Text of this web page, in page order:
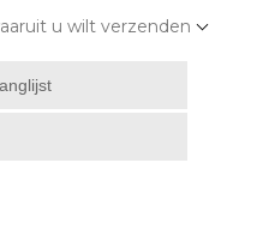
u wilt verzenden